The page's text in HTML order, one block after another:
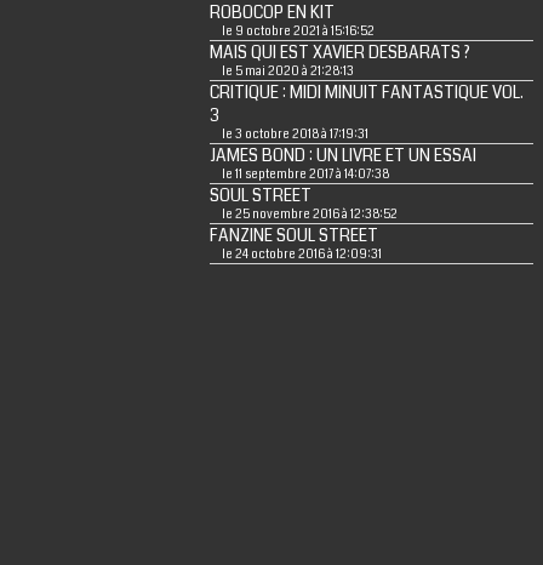
ROBOCOP EN KIT
le 9 octobre 2021 à 15:16:52
MAIS QUI EST XAVIER DESBARATS ?
le 5 mai 2020 à 21:28:13
CRITIQUE : MIDI MINUIT FANTASTIQUE VOL.
3
le 3 octobre 2018 à 17:19:31
JAMES BOND : UN LIVRE ET UN ESSAI
le 11 septembre 2017 à 14:07:38
SOUL STREET
le 25 novembre 2016 à 12:38:52
FANZINE SOUL STREET
le 24 octobre 2016 à 12:09:31